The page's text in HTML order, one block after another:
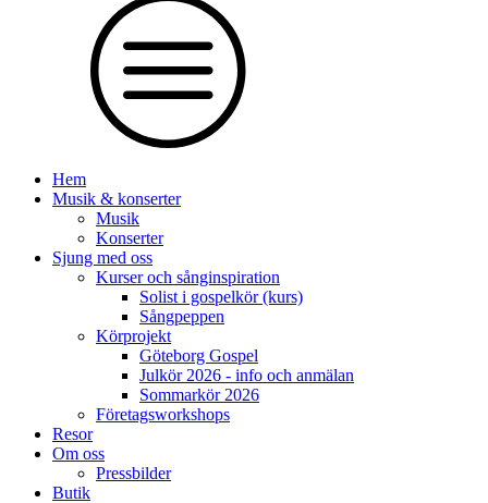
Hem
Musik & konserter
Musik
Konserter
Sjung med oss
Kurser och sånginspiration
Solist i gospelkör (kurs)
Sångpeppen
Körprojekt
Göteborg Gospel
Julkör 2026 - info och anmälan
Sommarkör 2026
Företagsworkshops
Resor
Om oss
Pressbilder
Butik